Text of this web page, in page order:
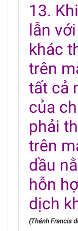
13.
lẫn
khác
trên
tất cả
của
phải
trên
dầu
hỗn
dịch
(Thánh Francis